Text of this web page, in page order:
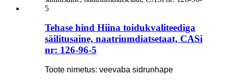
Tehase hind Hiina toidukvaliteediga
säilitusaine, naatriumdiatsetaat, CASi
nr: 126-96-5
Toote nimetus: veevaba sidrunhape